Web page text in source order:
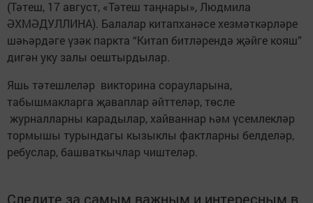
(Тәтеш, 17 август, «Тәтеш таңнары», Людмила
ӘХМӘДУЛЛИНА). Балалар китапханәсе хезмәткәрләре
шәһәрдәге үзәк паркта “Китап битләрендә җәйге кояш”
дигән уку залы оештырдылар.
Яшь тәтешлеләр викторина сорауларына,
табышмакларга җаваплар әйттеләр, төсле
журналларны кара­дылар, хайваннар һәм үсемлекләр
тормышы турындагы кызыклы факт­ларны белделәр,
ребуслар, башваткычлар чиштеләр.
Следите за самым важным и интересным в